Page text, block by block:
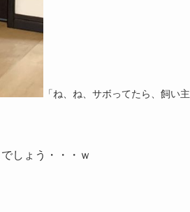
「ね、ね、サボってたら、飼い主
しょう・・・ｗ